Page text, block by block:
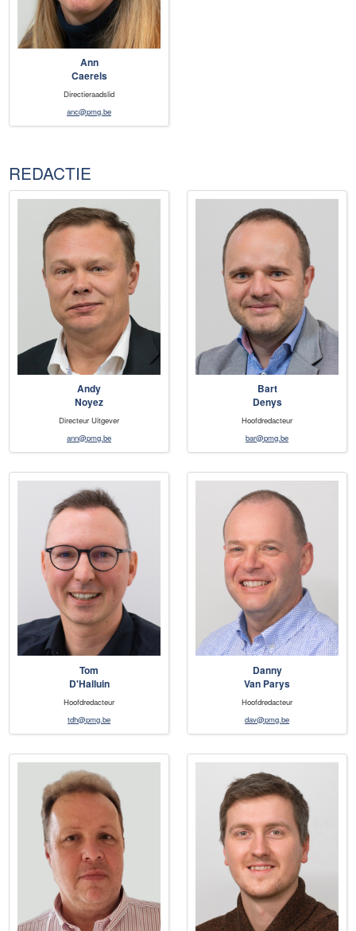
Ann
Caerels
Directieraadslid
anc@pmg.be
REDACTIE
Andy
Noyez
Directeur Uitgever
ann@pmg.be
Bart
Denys
Hoofdredacteur
bar@pmg.be
Tom
D'Halluin
Hoofdredacteur
tdh@pmg.be
Danny
Van Parys
Hoofdredacteur
dav@pmg.be